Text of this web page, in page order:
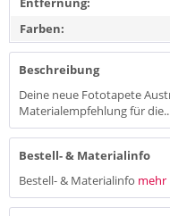
Farben:
Beschreibung
Deine neue Fototapete
Materialempfehlung für
Bestell- & Materialinfo
Bestell- & Materialinfo mehr